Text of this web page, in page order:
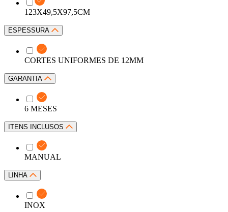
123X49,5X97,5CM
ESPESSURA
CORTES UNIFORMES DE 12MM
GARANTIA
6 MESES
ITENS INCLUSOS
MANUAL
LINHA
INOX